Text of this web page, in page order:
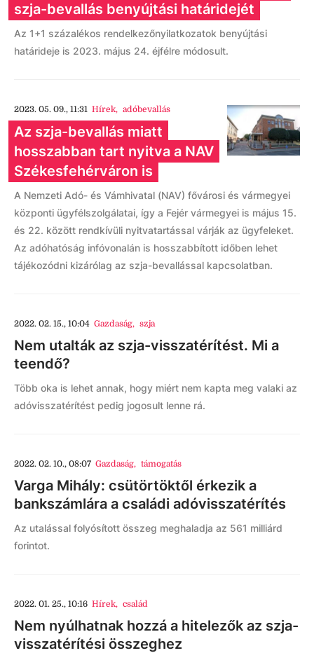
szja-bevallás benyújtási határidejét
Az 1+1 százalékos rendelkezőnyilatkozatok benyújtási
határideje is 2023. május 24. éjfélre módosult.
2023. 05. 09., 11:31 Hírek, adóbevallás
Az szja-bevallás miatt
hosszabban tart nyitva a NAV
Székesfehérváron is
A Nemzeti Adó- és Vámhivatal (NAV) fővárosi és vármegyei
központi ügyfélszolgálatai, így a Fejér vármegyei is május 15.
és 22. között rendkívüli nyitvatartással várják az ügyfeleket.
Az adóhatóság infóvonalán is hosszabbított időben lehet
tájékozódni kizárólag az szja-bevallással kapcsolatban.
2022. 02. 15., 10:04 Gazdaság, szja
Nem utalták az szja-visszatérítést. Mi a
teendő?
Több oka is lehet annak, hogy miért nem kapta meg valaki az
adóvisszatérítést pedig jogosult lenne rá.
2022. 02. 10., 08:07 Gazdaság, támogatás
Varga Mihály: csütörtöktől érkezik a
bankszámlára a családi adóvisszatérítés
Az utalással folyósított összeg meghaladja az 561 milliárd
forintot.
2022. 01. 25., 10:16 Hírek, család
Nem nyúlhatnak hozzá a hitelezők az szja-
visszatérítési összeghez